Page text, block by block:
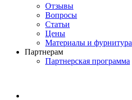
Отзывы
Вопросы
Статьи
Цены
Материалы и фурнитура
Партнерам
Партнерская программа